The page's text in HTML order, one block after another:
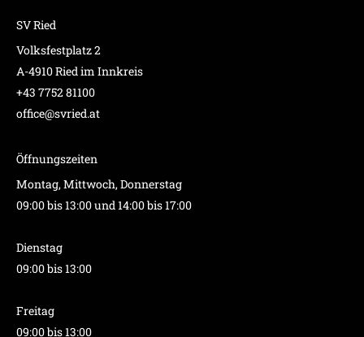
SV Ried
Volksfestplatz 2
A-4910 Ried im Innkreis
+43 7752 81100
office@svried.at
Öffnungszeiten
Montag, Mittwoch, Donnerstag
09:00 bis 13:00 und 14:00 bis 17:00
Dienstag
09:00 bis 13:00
Freitag
09:00 bis 13:00